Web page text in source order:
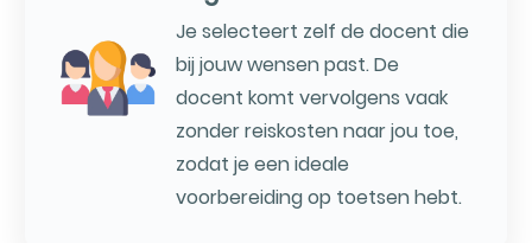
Je selecteert zelf de docent die
bij jouw wensen past. De
docent komt vervolgens vaak
zonder reiskosten naar jou toe,
zodat je een ideale
voorbereiding op toetsen hebt.